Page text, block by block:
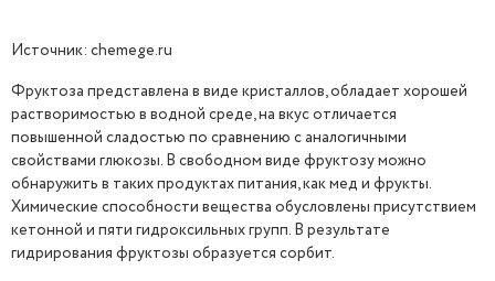
Источник: chemege.ru
Фруктоза представлена в виде кристаллов, обладает хорошей
растворимостью в водной среде, на вкус отличается
повышенной сладостью по сравнению с аналогичными
свойствами глюкозы. В свободном виде фруктозу можно
обнаружить в таких продуктах питания, как мед и фрукты.
Химические способности вещества обусловлены присутствием
кетонной и пяти гидроксильных групп. В результате
гидрирования фруктозы образуется сорбит.